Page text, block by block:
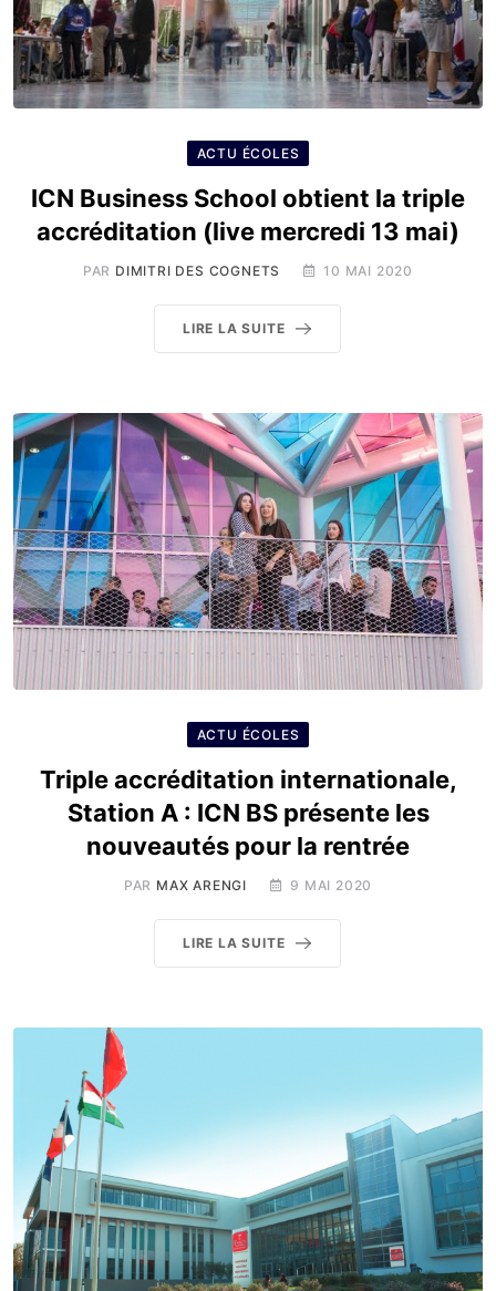
ACTU ÉCOLES
ICN Business School obtient la triple
accréditation (live mercredi 13 mai)
PAR DIMITRI DES COGNETS 10 MAI 2020
LIRE LA SUITE
ACTU ÉCOLES
Triple accréditation internationale,
Station A : ICN BS présente les
nouveautés pour la rentrée
PAR MAX ARENGI 9 MAI 2020
LIRE LA SUITE